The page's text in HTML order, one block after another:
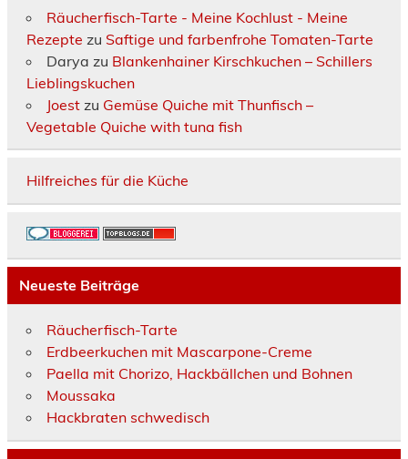
Räucherfisch-Tarte - Meine Kochlust - Meine
Rezepte zu Saftige und farbenfrohe Tomaten-Tarte
Darya zu Blankenhainer Kirschkuchen – Schillers
Lieblingskuchen
Joestzu Gemüse Quiche mit Thunfisch –
Vegetable Quiche with tuna fish
Hilfreiches für die Küche
Neueste Beiträge
Räucherfisch-Tarte
Erdbeerkuchen mit Mascarpone-Creme
Paella mit Chorizo, Hackbällchen und Bohnen
Moussaka
Hackbraten schwedisch